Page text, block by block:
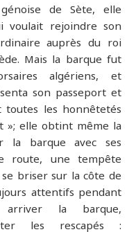
de Sète, elle
voulait rejoindre son
auprès du roi
Mais la barque fut
algériens, et
son passeport et
les honnêtetés
»; elle obtint même la
la barque avec ses
route, une tempête
briser sur la côte de
attentifs pendant
la barque,
les rescapés :